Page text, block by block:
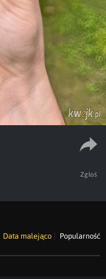
Zgłoś
Data malejąco Popularność